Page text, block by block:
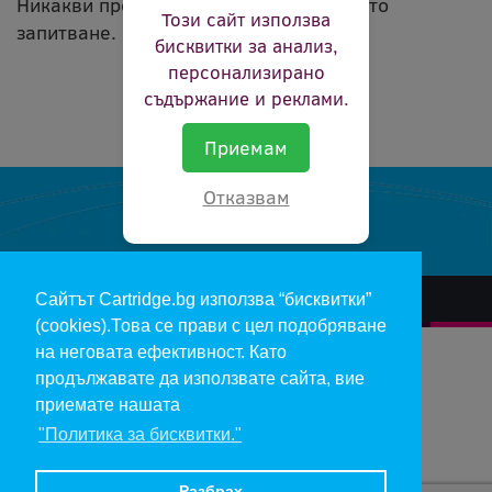
Сайтът Cartridge.bg използва “бисквитки”
(cookies).Това се прави с цел подобряване
на неговата ефективност. Като
продължавате да използвате сайта, вие
приемате нашата
"Политика за бисквитки."
запитване.
Този сайт използва
бисквитки за анализ,
персонализирано
съдържание и реклами.
Приемам
Отказвам
За нас Гаранции и рекламации Контакт Доставка
Отказ и връщане на продукти Общи условия за ползване
Изкупуване на празни касети
Цените в евро са изчислени по фиксирания курс 1 € = 1.95583 лв.